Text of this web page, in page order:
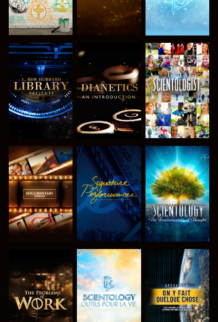
DÉCOUVRIR
LES SÉRIES
DÉCOUVRIR
LES SÉRIES
REGARDER
DÉCOUVRIR
LES SÉRIES
REGARDER
DÉCOUVRIR
LES SÉRIES
DÉCOUVRIR
LES SÉRIES
DÉCOUVRIR
LES SÉRIES
REGARDER